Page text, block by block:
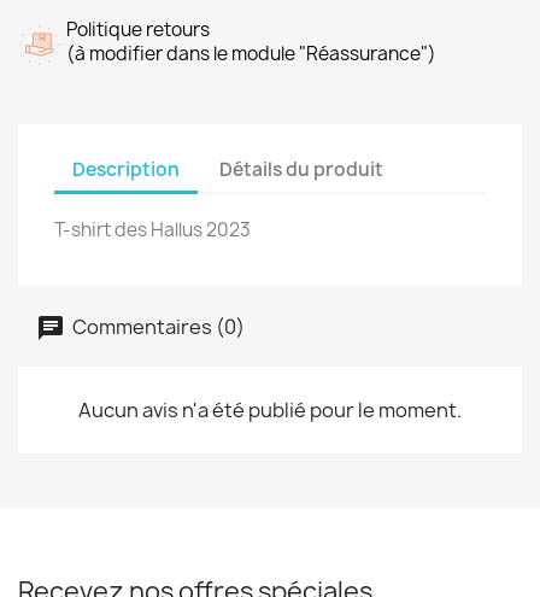
Politique retours
(à modifier dans le module "Réassurance")
Description Détails du produit
T-shirt des Hallus 2023
Commentaires (0)
Aucun avis n'a été publié pour le moment.